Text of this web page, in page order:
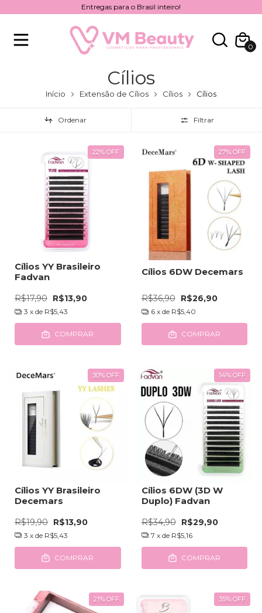
Entregas para o Brasil inteiro!
0
Cílios
Início Extensão de Cílios Cílios Cílios
Ordenar Filtrar
22% OFF
Cílios YY Brasileiro
Fadvan
R$17,90 R$13,90
3 x de R$5,43
COMPRAR
27% OFF
Cílios 6DW Decemars
R$36,90 R$26,90
6 x de R$5,40
COMPRAR
30% OFF
Cílios YY Brasileiro
Decemars
R$19,90 R$13,90
3 x de R$5,43
COMPRAR
14% OFF
Cílios 6DW (3D W
Duplo) Fadvan
R$34,90 R$29,90
7 x de R$5,16
COMPRAR
21% OFF 35% OFF